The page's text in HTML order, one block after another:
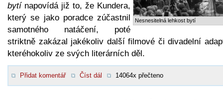
Nesnesitelná lehkost bytí
bytínapovídá již to, že Kundera,
který se jako poradce zúčastnil
samotného natáčení, poté
striktně zakázal jakékoliv další filmové či divadelní
kteréhokoliv ze svých literárních děl.
Přidat komentář Číst dál 14064x přečteno